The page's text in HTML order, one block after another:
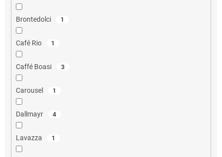
Brontedolci 1
Café Rio 1
Caffé Boasi 3
Carousel 1
Dallmayr 4
Lavazza 1